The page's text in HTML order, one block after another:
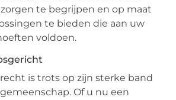
te begrijpen en op maat
te bieden die aan uw
voldoen.
is trots op zijn sterke band
Of u nu een